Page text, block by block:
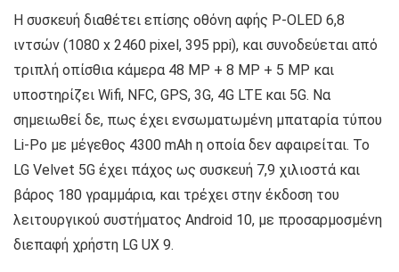
Η συσκευή διαθέτει επίσης οθόνη αφής P-OLED 6,8
ιντσών (1080 x 2460 pixel, 395 ppi), και συνοδεύεται από
τριπλή οπίσθια κάμερα 48 MP + 8 MP + 5 MP και
υποστηρίζει Wifi, NFC, GPS, 3G, 4G LTE και 5G. Να
σημειωθεί δε, πως έχει ενσωματωμένη μπαταρία τύπου
Li-Po με μέγεθος 4300 mAh η οποία δεν αφαιρείται. Το
LG Velvet 5G έχει πάχος ως συσκευή 7,9 χιλιοστά και
βάρος 180 γραμμάρια, και τρέχει στην έκδοση του
λειτουργικού συστήματος Android 10, με προσαρμοσμένη
διεπαφή χρήστη LG UX 9.